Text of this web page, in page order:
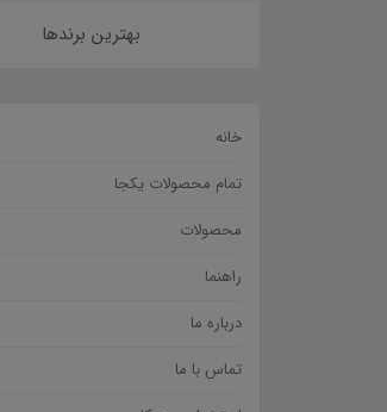
بهترین برندها
خانه
تمام محصولات یکجا
محصولات
راهنما
درباره ما
تماس با ما